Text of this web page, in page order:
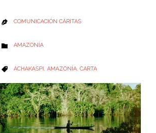
 COMUNICACIÓN CÁRITAS
 CATEGORY
AMAZONÍA
 CATEGORY
ACHAKASPI , AMAZONÍA, CARTA